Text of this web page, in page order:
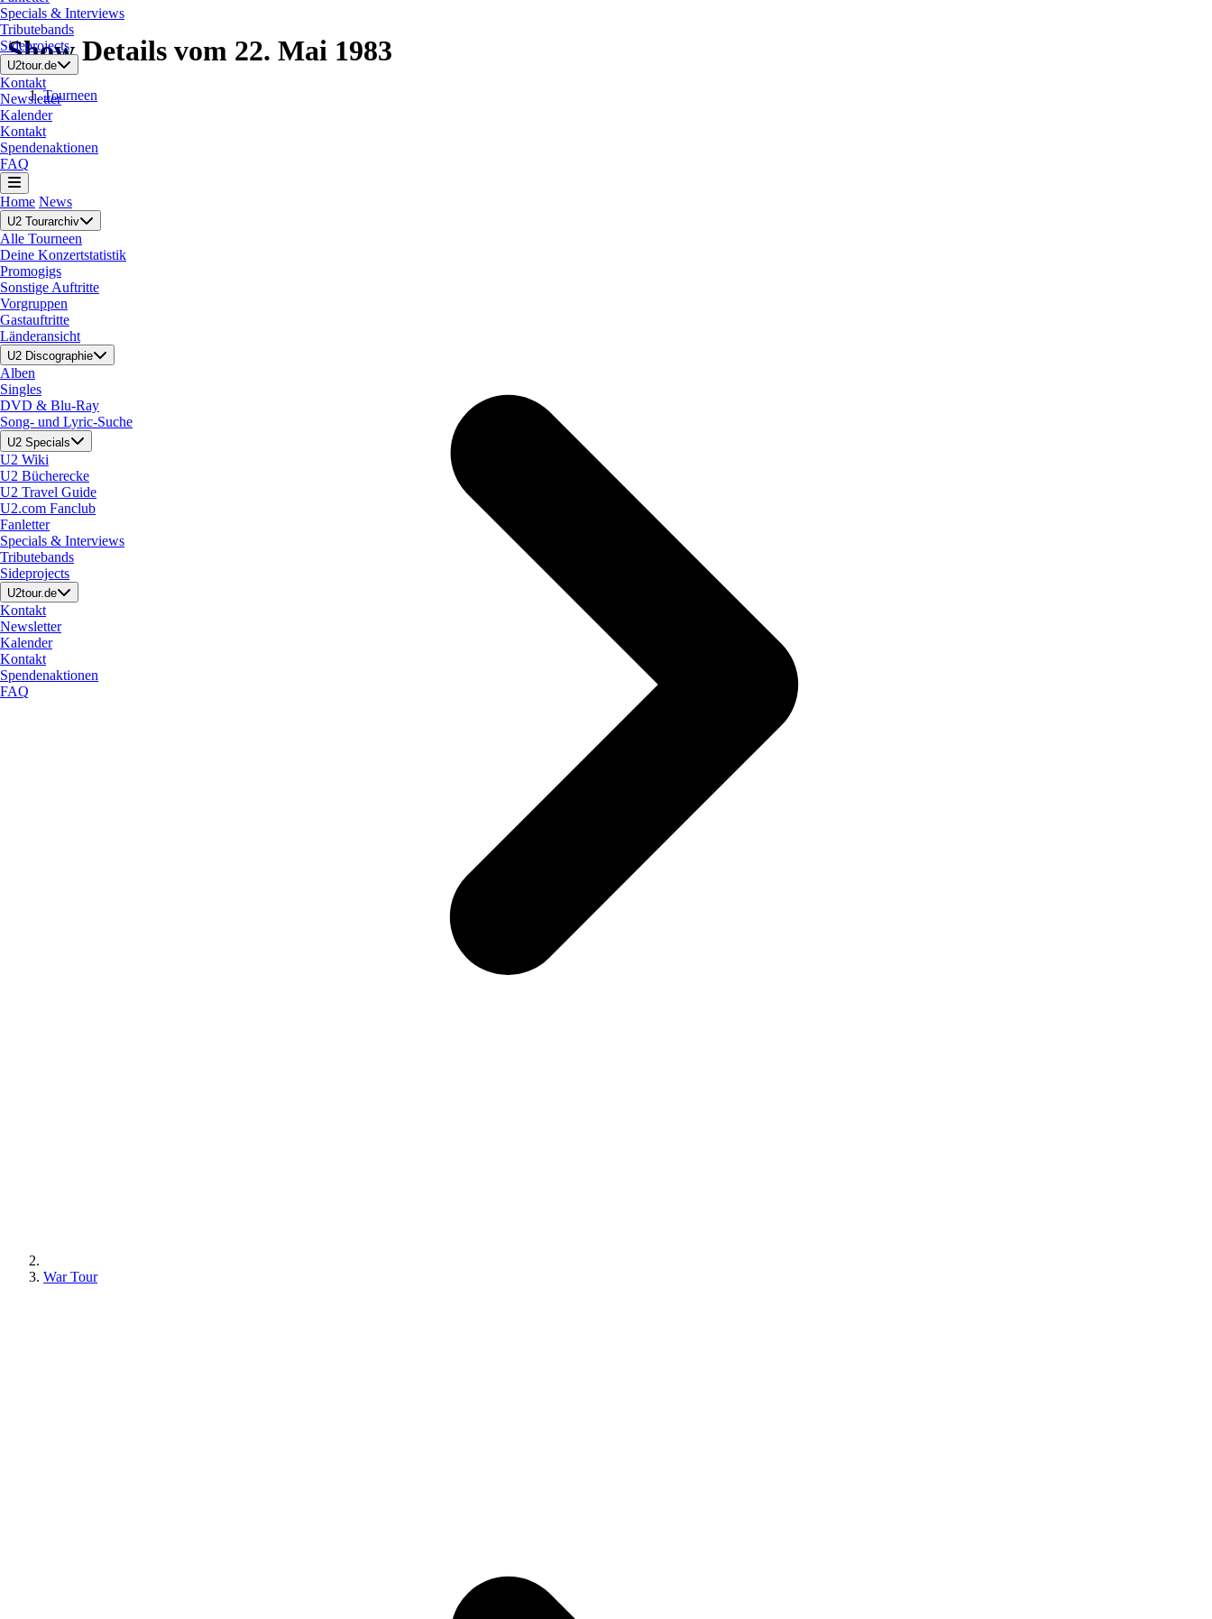
Specials & Interviews
Tributebands
Sideprojects
U2tour.de
Kontakt
Newsletter
Kalender
Kontakt
Spendenaktionen
FAQ
Home News
U2 Tourarchiv
Alle Tourneen
Deine Konzertstatistik
Promogigs
Sonstige Auftritte
Vorgruppen
Gastauftritte
Länderansicht
U2 Discographie
Alben
Singles
DVD & Blu-Ray
Song- und Lyric-Suche
U2 Specials
U2 Wiki
U2 Bücherecke
U2 Travel Guide
U2.com Fanclub
Fanletter
Specials & Interviews
Tributebands
Sideprojects
U2tour.de
Kontakt
Newsletter
Kalender
Kontakt
Spendenaktionen
FAQ
Show Details vom 22. Mai 1983
Tourneen
War Tour